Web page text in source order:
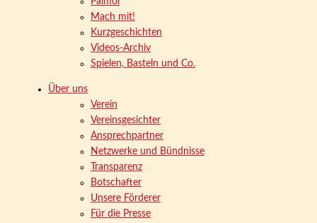
Mach mit!
Kurzgeschichten
Videos-Archiv
Spielen, Basteln und Co.
Über uns
Verein
Vereinsgesichter
Ansprechpartner
Netzwerke und Bündnisse
Transparenz
Botschafter
Unsere Förderer
Für die Presse